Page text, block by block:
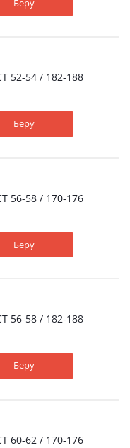
Беру
52-54 / 182-188
Беру
56-58 / 170-176
Беру
56-58 / 182-188
Беру
60-62 / 170-176